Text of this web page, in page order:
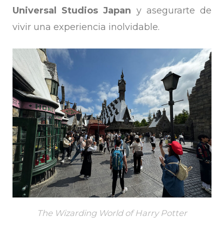
Universal Studios Japan y asegurarte de
vivir una experiencia inolvidable.
The Wizarding World of Harry Potter